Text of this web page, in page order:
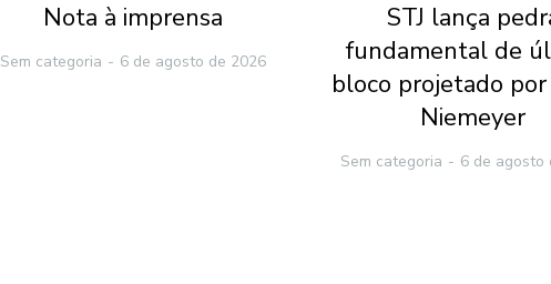
Nota à imprensa
Sem categoria 6 de agosto de 2026
STJ lança
fundamental de
bloco projetado por
Niemeyer
Sem categoria 6 de agosto